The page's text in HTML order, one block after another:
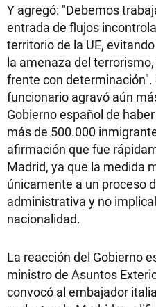
Y agregó: "Debemos
entrada de flujos
territorio de la UE,
la amenaza del
frente con determinación".
funcionario agravó aún
Gobierno español de
más de 500.000
afirmación que fue
Madrid, ya que la medida
únicamente a un proceso
administrativa y no
nacionalidad.
La reacción del Gobierno
ministro de Asuntos
convocó al embajador